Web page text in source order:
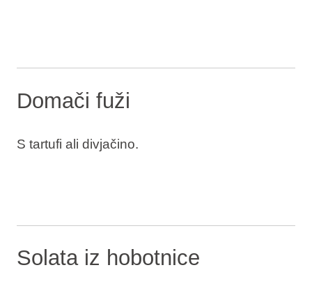
Domači fuži
S tartufi ali divjačino.
Solata iz hobotnice